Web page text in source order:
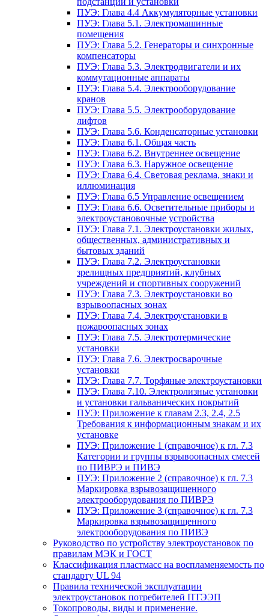
ПУЭ: Глава 4.4 Аккумуляторные установки
ПУЭ: Глава 5.1. Электромашинные
помещения
ПУЭ: Глава 5.2. Генераторы и синхронные
компенсаторы
ПУЭ: Глава 5.3. Электродвигатели и их
коммутационные аппараты
ПУЭ: Глава 5.4. Электрооборудование
кранов
ПУЭ: Глава 5.5. Электрооборудование
лифтов
ПУЭ: Глава 5.6. Конденсаторные установки
ПУЭ: Глава 6.1. Общая часть
ПУЭ: Глава 6.2. Внутреннее освещение
ПУЭ: Глава 6.3. Наружное освещение
ПУЭ: Глава 6.4. Световая реклама, знаки и
иллюминация
ПУЭ: Глава 6.5 Управление освещением
ПУЭ: Глава 6.6. Осветительные приборы и
электроустановочные устройства
ПУЭ: Глава 7.1. Электроустановки жилых,
общественных, административных и
бытовых зданий
ПУЭ: Глава 7.2. Электроустановки
зрелищных предприятий, клубных
учреждений и спортивных сооружений
ПУЭ: Глава 7.3. Электроустановки во
взрывоопасных зонах
ПУЭ: Глава 7.4. Электроустановки в
пожароопасных зонах
ПУЭ: Глава 7.5. Электротермические
установки
ПУЭ: Глава 7.6. Электросварочные
установки
ПУЭ: Глава 7.7. Торфяные электроустановки
ПУЭ: Глава 7.10. Электролизные установки
и установки гальванических покрытий
ПУЭ: Приложение к главам 2.3, 2.4, 2.5
Требования к информационным знакам и их
установке
ПУЭ: Приложение 1 (справочное) к гл. 7.3
Категории и группы взрывоопасных смесей
по ПИВРЭ и ПИВЭ
ПУЭ: Приложение 2 (справочное) к гл. 7.3
Маркировка взрывозащищенного
электрооборудования по ПИВРЭ
ПУЭ: Приложение 3 (справочное) к гл. 7.3
Маркировка взрывозащищенного
электрооборудования по ПИВЭ
Руководство по устройству электроустановок по
правилам МЭК и ГОСТ
Классификация пластмасс на воспламеняемость по
стандарту UL 94
Правила технической эксплуатации
электроустановок потребителей ПТЭЭП
Токопроводы, виды и применение.